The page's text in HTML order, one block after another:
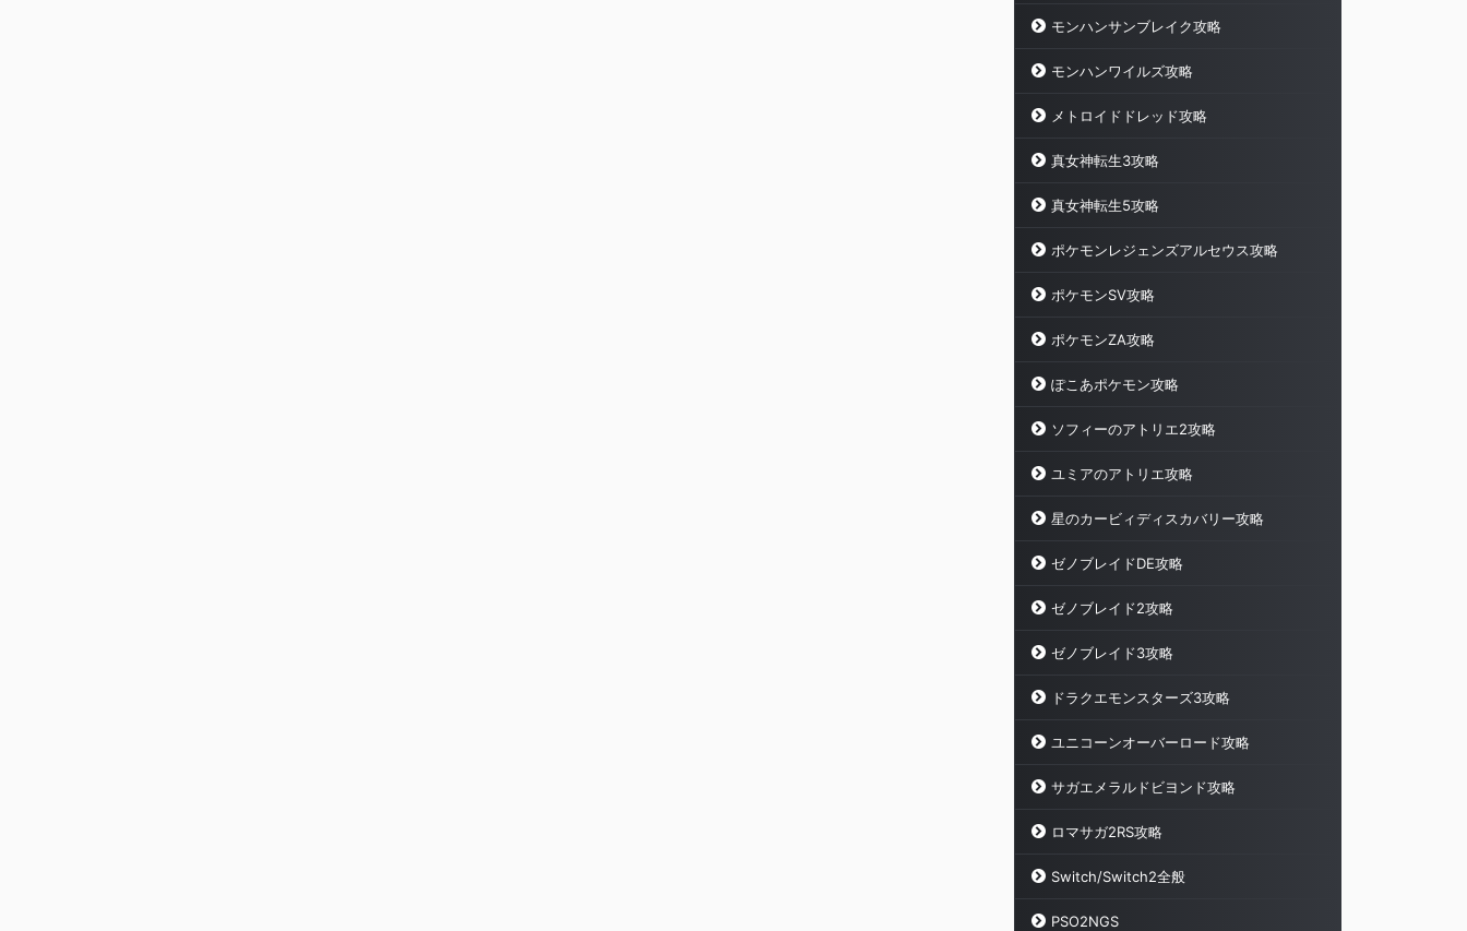
モンハンサンブレイク攻略
モンハンワイルズ攻略
メトロイドドレッド攻略
真女神転生3攻略
真女神転生5攻略
ポケモンレジェンズアルセウス攻略
ポケモンSV攻略
ポケモンZA攻略
ぽこあポケモン攻略
ソフィーのアトリエ2攻略
ユミアのアトリエ攻略
星のカービィディスカバリー攻略
ゼノブレイドDE攻略
ゼノブレイド2攻略
ゼノブレイド3攻略
ドラクエモンスターズ3攻略
ユニコーンオーバーロード攻略
サガエメラルドビヨンド攻略
ロマサガ2RS攻略
Switch/Switch2全般
PSO2NGS